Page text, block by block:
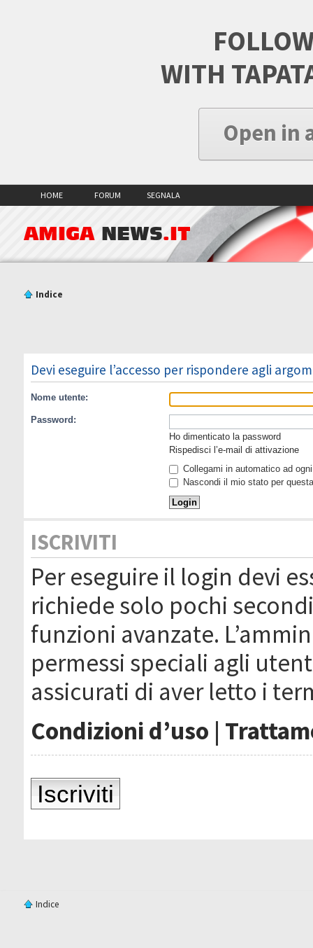
WITH
Open in
HOME FORUM SEGNALA
AMIGA NEWS.IT
Indice
Devi eseguire l’accesso per rispondere agli
Nome utente:
Password:
Ho dimenticato la password
Rispedisci l’e-mail di attivazione
Collegami in automatico ad
Nascondi il mio stato per
ISCRIVITI
Per eseguire il login devi
richiede solo pochi
funzioni avanzate.
permessi speciali agli
assicurati di aver letto i
Condizioni d’uso |
Iscriviti
Indice